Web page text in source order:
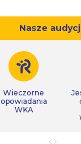
Nasze
Wieczorne
opowiadania
WKA